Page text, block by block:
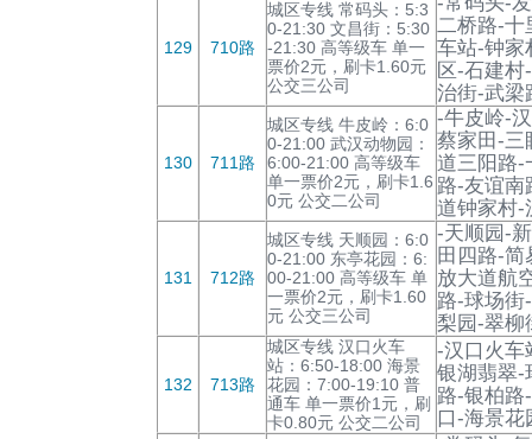
129 710路
城区专线 常码头：5:3
0-21:30 文昌街：5:30
-21:30 高等级车 单一
票价2元，刷卡1.60元
公交三公司
二桥路-十
车站-钟家
区-石建
治街-武梁
130 711路
城区专线 牛皮岭：6:0
0-21:00 武汉动物园：
6:00-21:00 高等级车
单一票价2元，刷卡1.6
0元 公交二公司
-牛皮岭-
蔡家田-三
道三阳路-
路-友谊南
道钟家村-
131 712路
城区专线 天顺园：6:0
0-21:00 东亭花园：6:
00-21:00 高等级车 单
一票价2元，刷卡1.60
元 公交三公司
-天顺园-
田四路-
放大道航
路-球场街
梨园-翠柳
132 713路
城区专线 汉口火车
站：6:50-18:00 海景
花园：7:00-19:10 普
通车 单一票价1元，刷
卡0.80元 公交二公司
-汉口火车
银湖翡翠-
路-银柏路
口-海景花